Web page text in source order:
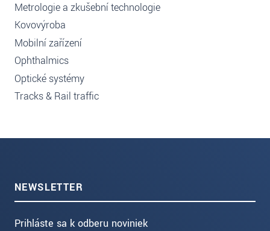
Metrologie a zkušební technologie
Kovovýroba
Mobilní zařízení
Ophthalmics
Optické systémy
Tracks & Rail traffic
NEWSLETTER
Prihláste sa k odberu noviniek